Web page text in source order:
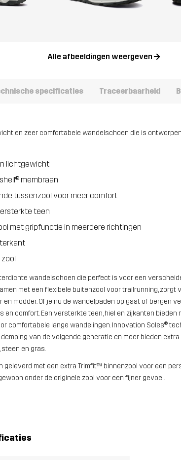
Alle afbeeldingen weergeven
specificaties Traceerbaarheid
en zeer comfortabele wandelschoen die is
lichtgewicht
membraan
tussenzool voor meer comfort
teen
met gripfunctie in meerdere richtingen
wandelschoen die perfect is voor een
met een flexibele buitenzool voor trailrunning,
modder. Of je nu de wandelpaden op gaat of bergen
comfort. Een versterkte teen, hiel en zijkanten bieden
comfortabele lange wandelingen. Innovation Soles®
van de volgende generatie en meer bieden
en gras.
geleverd met een extra Trimfit™ binnenzool voor een
onder de originele zool voor een fijner gevoel.